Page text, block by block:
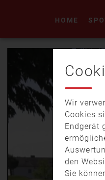
HOME
Wir
Cookies
Endgerät
den
Sie